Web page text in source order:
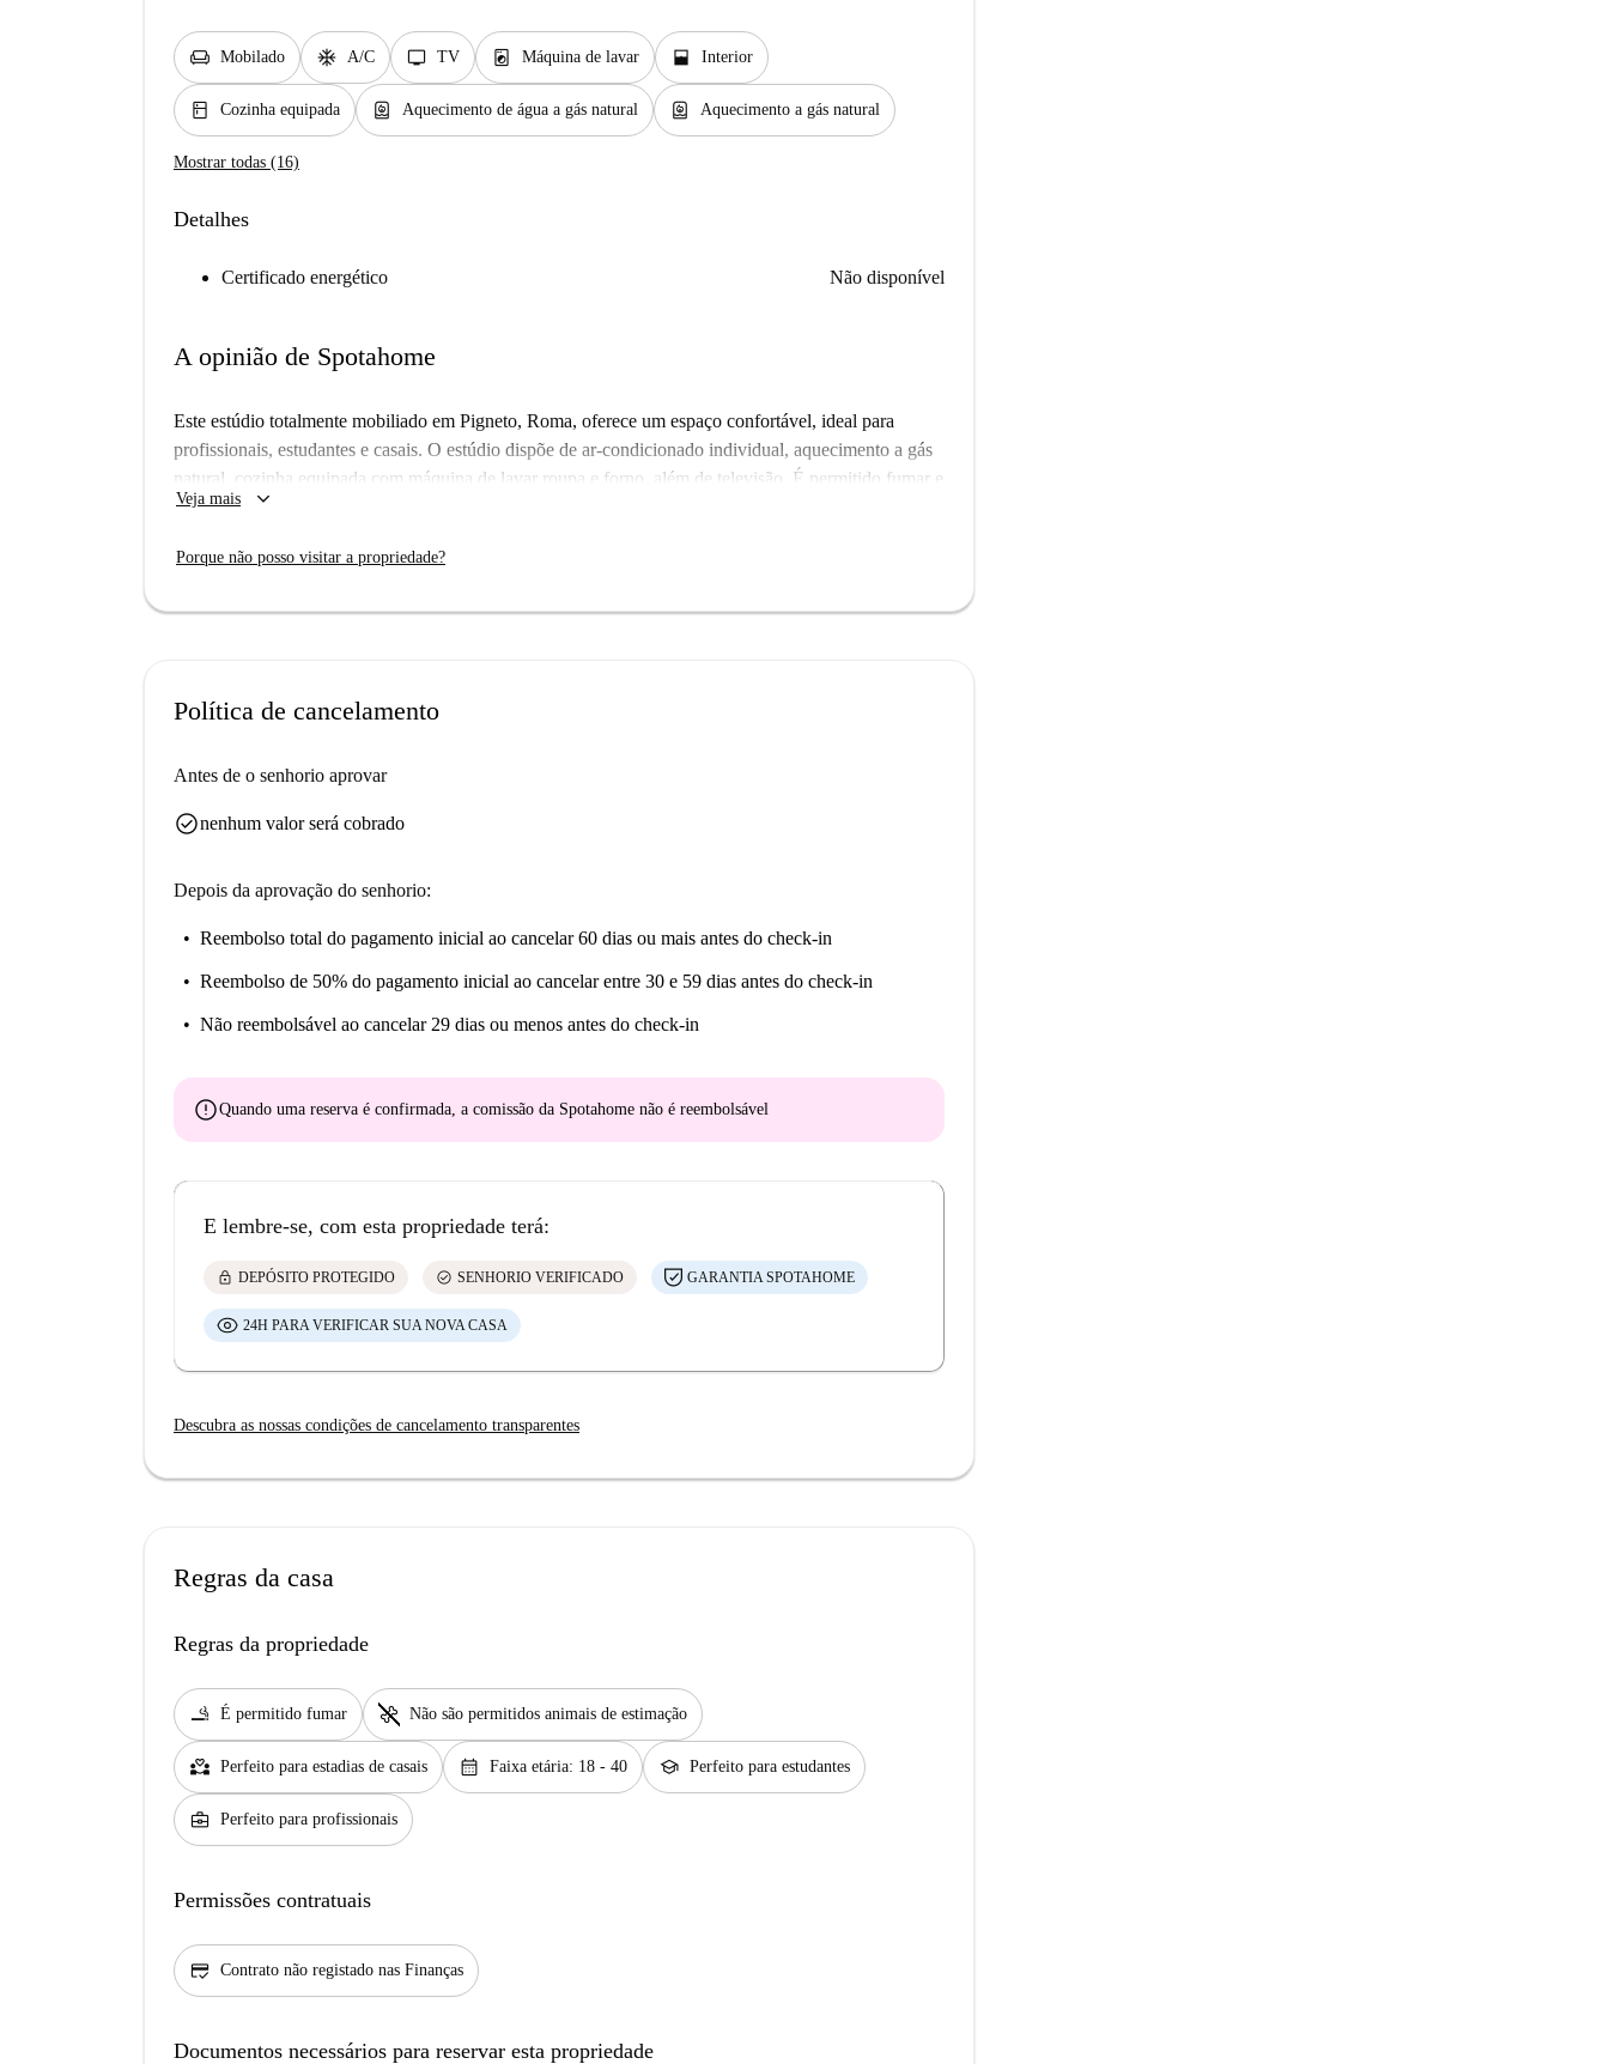
chair Mobilado ac_unit A/C tv TV local_laundry_service Máquina de lavar window_open Interior
kitchen Cozinha equipada water_heater Aquecimento de água a gás natural water_heater Aquecimento a gás natural
Mostrar todas (16)
Detalhes
Certificado energético Não disponível
A opinião de Spotahome
Este estúdio totalmente mobiliado em Pigneto, Roma, oferece um espaço confortável, ideal para
profissionais, estudantes e casais. O estúdio dispõe de ar-condicionado individual, aquecimento a gás
natural, cozinha equipada com máquina de lavar roupa e forno, além de televisão. É permitido fumar e
há Wi-Fi disponível.
Pigneto é uma área vibrante de Roma com excelentes opções gastronômicas, como a Lady Pizza
propriedade. Garanta seu novo lar com a Spotahome hoje mesmo!
Veja mais keyboard_arrow_down
Porque não posso visitar a propriedade?
Política de cancelamento
Antes de o senhorio aprovar
check_circlenenhum valor será cobrado
Depois da aprovação do senhorio:
Reembolso total do pagamento inicial ao cancelar 60 dias ou mais antes do check-in
Reembolso de 50% do pagamento inicial ao cancelar entre 30 e 59 dias antes do check-in
Não reembolsável ao cancelar 29 dias ou menos antes do check-in
errorQuando uma reserva é confirmada, a comissão da Spotahome não é reembolsável
E lembre-se, com esta propriedade terá:
lock DEPÓSITO PROTEGIDO check_circle SENHORIO VERIFICADO GARANTIA SPOTAHOME
24H PARA VERIFICAR SUA NOVA CASA
Descubra as nossas condições de cancelamento transparentes
Regras da casa
Regras da propriedade
smoking_rooms É permitido fumar pet_supplies Não são permitidos animais de estimação
partner_heart Perfeito para estadias de casais calendar_month Faixa etária: 18 - 40 school Perfeito para estudantes
business_center Perfeito para profissionais
Permissões contratuais
credit_score Contrato não registado nas Finanças
Documentos necessários para reservar esta propriedade